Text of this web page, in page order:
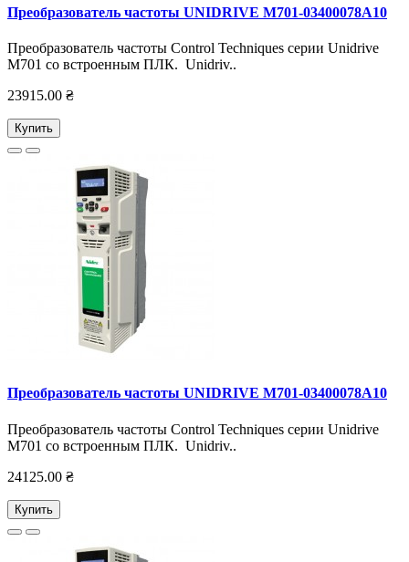
Преобразователь частоты UNIDRIVE M701-03400078А10
Преобразователь частоты Control Techniques серии Unidrive
M701 со встроенным ПЛК. Unidriv..
23915.00 ₴
Купить
Преобразователь частоты UNIDRIVE M701-03400078А10
Преобразователь частоты Control Techniques серии Unidrive
M701 со встроенным ПЛК. Unidriv..
24125.00 ₴
Купить